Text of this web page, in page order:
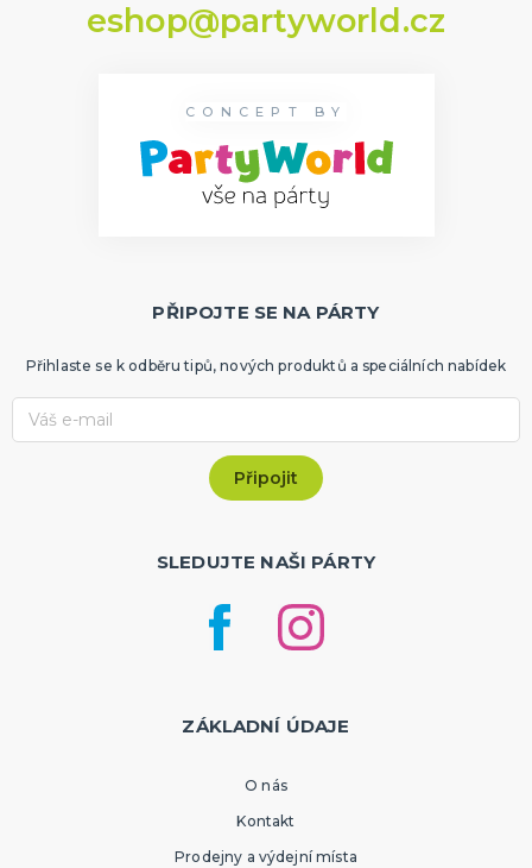
eshop@partyworld.cz
CONCEPT BY
PŘIPOJTE SE NA PÁRTY
Přihlaste se k odběru tipů, nových produktů a speciálních nabídek
SLEDUJTE NAŠI PÁRTY
ZÁKLADNÍ ÚDAJE
O nás
Kontakt
Prodejny a výdejní místa